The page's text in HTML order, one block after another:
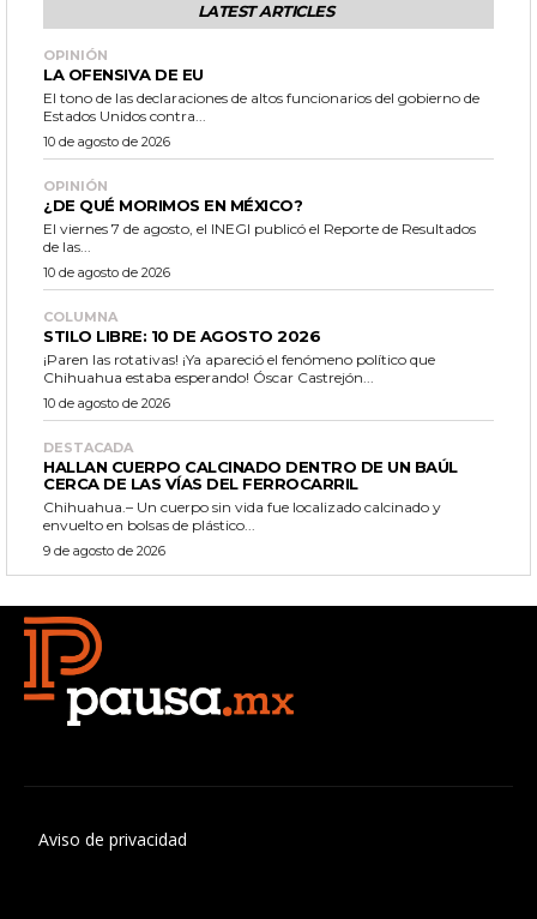
LATEST ARTICLES
OPINIÓN
LA OFENSIVA DE EU
El tono de las declaraciones de altos funcionarios del gobierno de
Estados Unidos contra...
10 de agosto de 2026
OPINIÓN
¿DE QUÉ MORIMOS EN MÉXICO?
El viernes 7 de agosto, el INEGI publicó el Reporte de Resultados
de las...
10 de agosto de 2026
COLUMNA
STILO LIBRE: 10 DE AGOSTO 2026
¡Paren las rotativas! ¡Ya apareció el fenómeno político que
Chihuahua estaba esperando! Óscar Castrejón...
10 de agosto de 2026
DESTACADA
HALLAN CUERPO CALCINADO DENTRO DE UN BAÚL
CERCA DE LAS VÍAS DEL FERROCARRIL
Chihuahua.– Un cuerpo sin vida fue localizado calcinado y
envuelto en bolsas de plástico...
9 de agosto de 2026
Aviso de privacidad